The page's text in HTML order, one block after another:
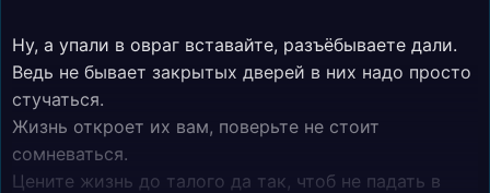
Ну, а упали в овраг вставайте, разъёбываете дали.
Ведь не бывает закрытых дверей в них надо просто
стучаться.
Жизнь откроет их вам, поверьте не стоит
сомневаться.
Цените жизнь до талого да так, чтоб не падать в